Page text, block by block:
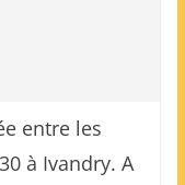
entre les
à Ivandry. A